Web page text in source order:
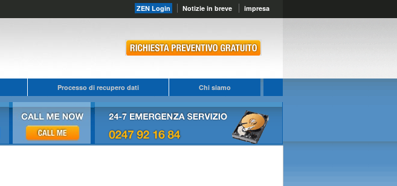
ZEN Login Notizie in breve impresa
Processo di recupero dati Chi siamo